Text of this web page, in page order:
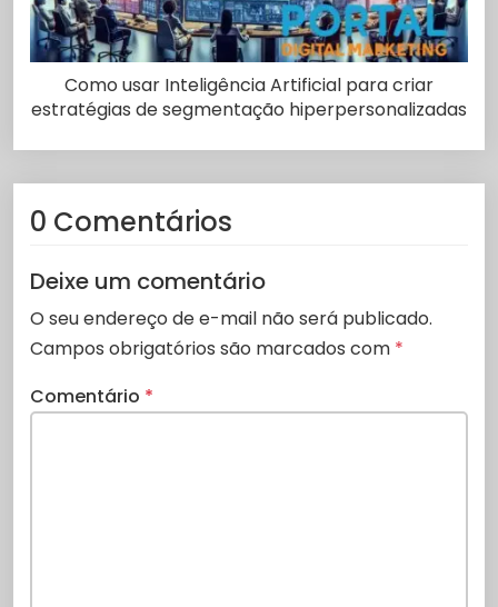
Como usar Inteligência Artificial para criar
estratégias de segmentação hiperpersonalizadas
0 Comentários
Deixe um comentário
O seu endereço de e-mail não será publicado.
Campos obrigatórios são marcados com *
Comentário *